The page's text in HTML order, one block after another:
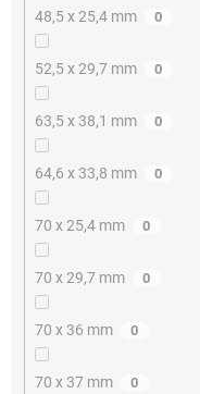
48,5 x 25,4 mm 0
52,5 x 29,7 mm 0
63,5 x 38,1 mm 0
64,6 x 33,8 mm 0
70 x 25,4 mm 0
70 x 29,7 mm 0
70 x 36 mm 0
70 x 37 mm 0